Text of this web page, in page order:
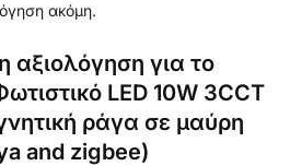
ακόμη.
αξιολόγηση για το
LED 10W 3CCT
ράγα σε μαύρη
and zigbee)